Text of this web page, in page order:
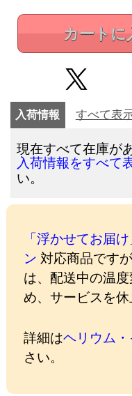
カートに
入荷情報 すべて表
現在すべて在庫が
入荷情報をすべて
い。
「浮かせてお届
ン 対応商品です
は、配送中の温
め、サービスを休
詳細はヘリウム
さい。